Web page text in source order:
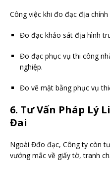
Công việc khi đo đạc địa
Đo đạc khảo sát địa hình
Đo đạc phục vụ thi công
nghiệp.
Đo vẽ mặt bằng phục vụ
6. Tư Vấn Pháp Lý
Đai
Ngoài Đđo đạc, Công ty còn
vướng mắc về giấy tờ, tranh